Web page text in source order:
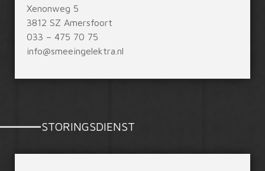
Xenonweg 5
3812 SZ Amersfoort
033 – 475 70 75
info@smeeingelektra.nl
STORINGSDIENST